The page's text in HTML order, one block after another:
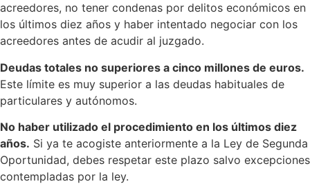
acreedores, no tener condenas por delitos económicos en
los últimos diez años y haber intentado negociar con los
acreedores antes de acudir al juzgado.
Deudas totales no superiores a cinco millones de euros.
Este límite es muy superior a las deudas habituales de
particulares y autónomos.
No haber utilizado el procedimiento en los últimos diez
años. Si ya te acogiste anteriormente a la Ley de Segunda
Oportunidad, debes respetar este plazo salvo excepciones
contempladas por la ley.